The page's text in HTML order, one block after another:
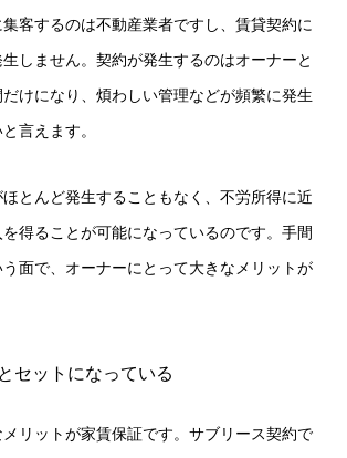
客するのは不動産業者ですし、賃貸契約に
しません。契約が発生するのはオーナーと
けになり、煩わしい管理などが頻繁に発生
言えます。
とんど発生することもなく、不労所得に近
得ることが可能になっているのです。手間
面で、オーナーにとって大きなメリットが
セットになっている
リットが家賃保証です。サブリース契約で